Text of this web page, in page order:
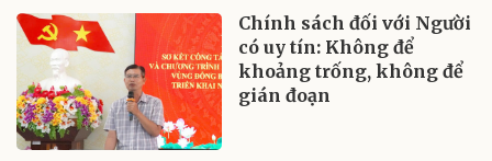
Chính sách đối với Người
có uy tín: Không để
khoảng trống, không để
gián đoạn